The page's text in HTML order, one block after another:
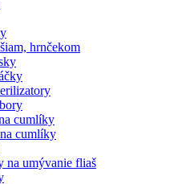
hrnčekom
cumlíky
cumlíky
na umývanie fliaš